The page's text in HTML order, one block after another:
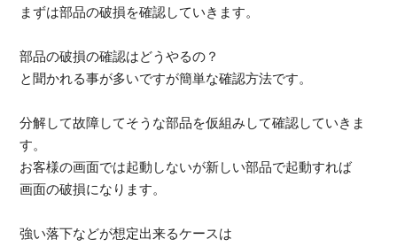
まずは部品の破損を確認していきます。
部品の破損の確認はどうやるの？
と聞かれる事が多いですが簡単な確認方法です。
分解して故障してそうな部品を仮組みして確認していきま
す。
お客様の画面では起動しないが新しい部品で起動すれば
画面の破損になります。
強い落下などが想定出来るケースは